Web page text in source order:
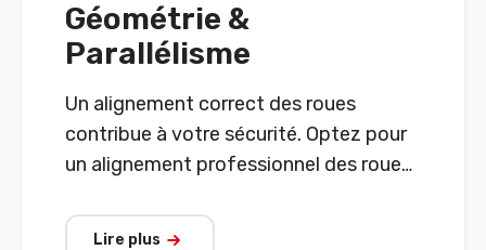
Géométrie &
Parallélisme
Un alignement correct des roues
contribue à votre sécurité. Optez pour
un alignement professionnel des roues
constructeur.
Lire plus